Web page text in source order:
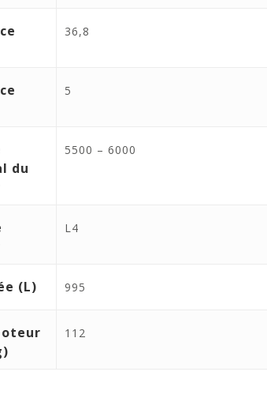
36,8
5
du
5500 – 6000
L4
(L) 995
112